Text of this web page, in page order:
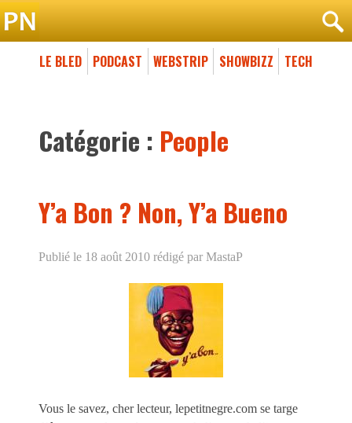
LE BLED PODCAST WEBSTRIP SHOWBIZZ TECH
Catégorie : People
Y’a Bon ? Non, Y’a Bueno
Publié le 18 août 2010 rédigé par MastaP
Vous le savez, cher lecteur, lepetitnegre.com se targe